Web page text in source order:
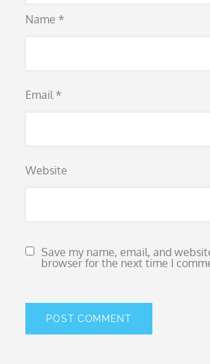
Name *
Email *
Website
Save my name, email, and
browser for the next time I